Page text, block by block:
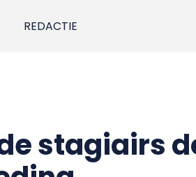
REDACTIE
stagiairs